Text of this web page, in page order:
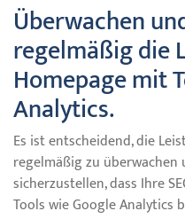
Überwachen
regelmäßig die
Homepage mit
Analytics.
Es ist entscheidend, die
regelmäßig zu überwachen
sicherzustellen, dass Ihre
Tools wie Google